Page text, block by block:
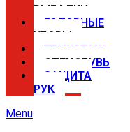
РЫБАЛКИ
ГОЛОВНЫЕ
УБОРЫ
ТРИКОТАЖ
СПЕЦОБУВЬ
ЗАЩИТА
РУК
Menu